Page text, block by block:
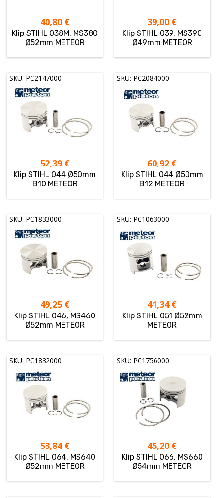
40,80 €
Klip STIHL 038M, MS380
Ø52mm METEOR
39,00 €
Klip STIHL 039, MS390
Ø49mm METEOR
SKU: PC2147000
52,39 €
Klip STIHL 044 Ø50mm
B10 METEOR
SKU: PC2084000
60,92 €
Klip STIHL 044 Ø50mm
B12 METEOR
SKU: PC1833000
49,25 €
Klip STIHL 046, MS460
Ø52mm METEOR
SKU: PC1063000
41,34 €
Klip STIHL 051 Ø52mm
METEOR
SKU: PC1832000
53,84 €
Klip STIHL 064, MS640
Ø52mm METEOR
SKU: PC1756000
45,20 €
Klip STIHL 066, MS660
Ø54mm METEOR